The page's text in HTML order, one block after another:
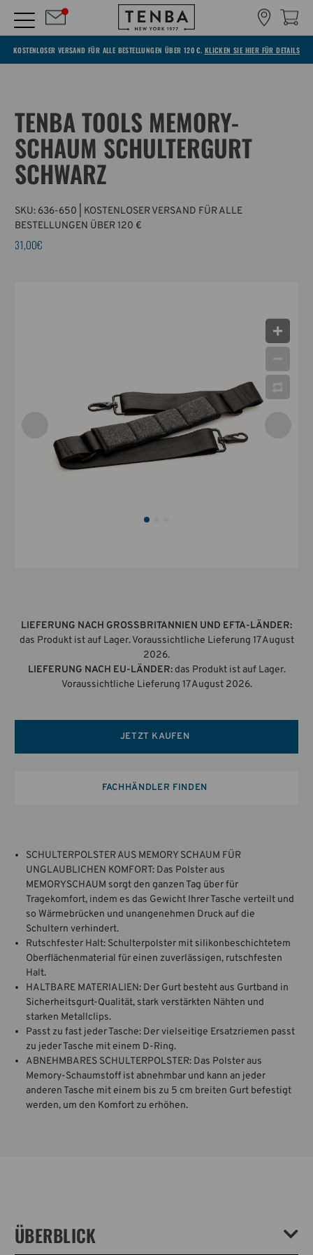
KOSTENLOSER VERSAND FÜR ALLE BESTELLUNGEN ÜBER 120 €. KLICKEN SIE HIER FÜR DETAILS
TENBA TOOLS MEMORY-
SCHAUM SCHULTERGURT
SCHWARZ
SKU: 636-650 | KOSTENLOSER VERSAND FÜR ALLE
BESTELLUNGEN ÜBER 120 €
31,00€
LIEFERUNG NACH GROSSBRITANNIEN UND EFTA-LÄNDER:
das Produkt ist auf Lager. Voraussichtliche Lieferung 17 August
2026.
LIEFERUNG NACH EU-LÄNDER:das Produkt ist auf Lager.
Voraussichtliche Lieferung 17 August 2026.
JETZT KAUFEN
FACHHÄNDLER FINDEN
SCHULTERPOLSTER AUS MEMORY SCHAUM FÜR
UNGLAUBLICHEN KOMFORT: Das Polster aus
MEMORYSCHAUM sorgt den ganzen Tag über für
Tragekomfort, indem es das Gewicht Ihrer Tasche verteilt und
so Wärmebrücken und unangenehmen Druck auf die
Schultern verhindert.
Rutschfester Halt: Schulterpolster mit silikonbeschichtetem
Oberflächenmaterial für einen zuverlässigen, rutschfesten
Halt.
HALTBARE MATERIALIEN: Der Gurt besteht aus Gurtband in
Sicherheitsgurt-Qualität, stark verstärkten Nähten und
starken Metallclips.
Passt zu fast jeder Tasche: Der vielseitige Ersatzriemen passt
zu jeder Tasche mit einem D-Ring.
ABNEHMBARES SCHULTERPOLSTER: Das Polster aus
Memory-Schaumstoff ist abnehmbar und kann an jeder
anderen Tasche mit einem bis zu 5 cm breiten Gurt befestigt
werden, um den Komfort zu erhöhen.
ÜBERBLICK